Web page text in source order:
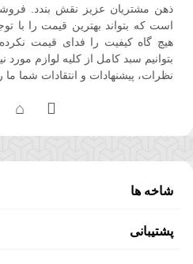
ذهن مشتریان عزیز نقش بندد.
است که بتواند بهترین قیمت را با
هیچ گاه کیفیت را فدای قیمت
بتوانیم سبد کامل از کلیه لوازم مورد
نظرات، پیشنهادات و انتقادات شما
شاخه ها
پشتیبانی